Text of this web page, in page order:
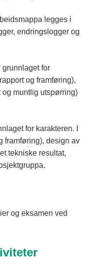
legges i
endringslogger og
for
og framføring),
muntlig utspørring)
for karakteren. I
framføring), design av
tekniske resultat,
og eksamen ved